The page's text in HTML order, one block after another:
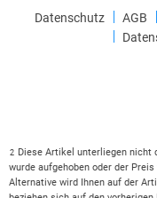
Datenschutz AGB
2
Diese Artikel unterliegen nicht
wurde aufgehoben oder der
Alternative wird Ihnen auf der